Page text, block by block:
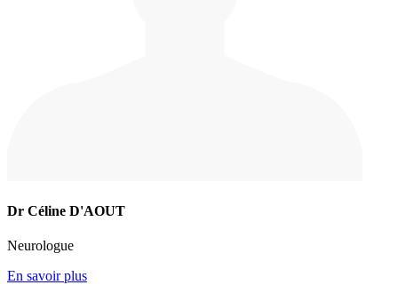
Dr Céline D'AOUT
Neurologue
En savoir plus